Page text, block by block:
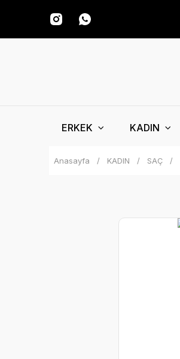
ERKEK KADIN
Anasayfa KADIN SAÇ